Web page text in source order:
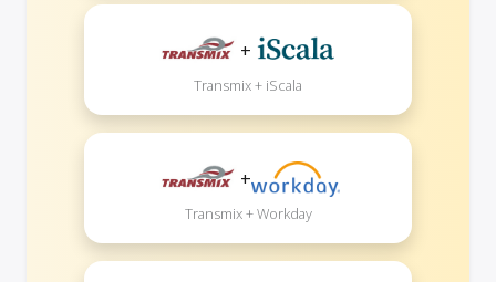
+
Transmix + iScala
+
Transmix + Workday